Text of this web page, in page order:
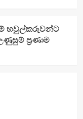
හවුල්කරුවන්ට
ප්‍රණාම